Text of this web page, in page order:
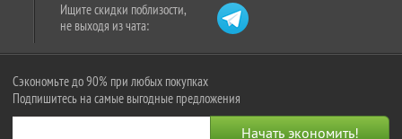
Ищите скидки поблизости,
не выходя из чата:
Сэкономьте до 90% при любых покупках
Подпишитесь на самые выгодные предложения